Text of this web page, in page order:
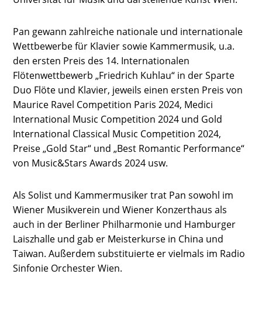
Pan gewann zahlreiche nationale und internationale
Wettbewerbe für Klavier sowie Kammermusik, u.a.
den ersten Preis des 14. Internationalen
Flötenwettbewerb „Friedrich Kuhlau“ in der Sparte
Duo Flöte und Klavier, jeweils einen ersten Preis von
Maurice Ravel Competition Paris 2024, Medici
International Music Competition 2024 und Gold
International Classical Music Competition 2024,
Preise „Gold Star“ und „Best Romantic Performance“
von Music&Stars Awards 2024 usw.
Als Solist und Kammermusiker trat Pan sowohl im
Wiener Musikverein und Wiener Konzerthaus als
auch in der Berliner Philharmonie und Hamburger
Laiszhalle und gab er Meisterkurse in China und
Taiwan. Außerdem substituierte er vielmals im Radio
Sinfonie Orchester Wien.